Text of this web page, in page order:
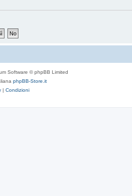
Software © phpBB Limited
phpBB-Store.it
| Condizioni